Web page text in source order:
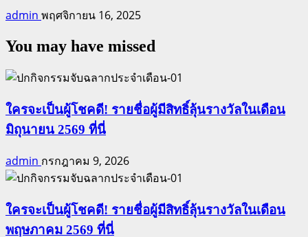
admin พฤศจิกายน 16, 2025
You may have missed
ใครจะเป็นผู้โชคดี! รายชื่อผู้มีสิทธิ์ลุ้นรางวัลในเดือน
มิถุนายน 2569 ที่นี่
admin กรกฎาคม 9, 2026
ใครจะเป็นผู้โชคดี! รายชื่อผู้มีสิทธิ์ลุ้นรางวัลในเดือน
พฤษภาคม 2569 ที่นี่